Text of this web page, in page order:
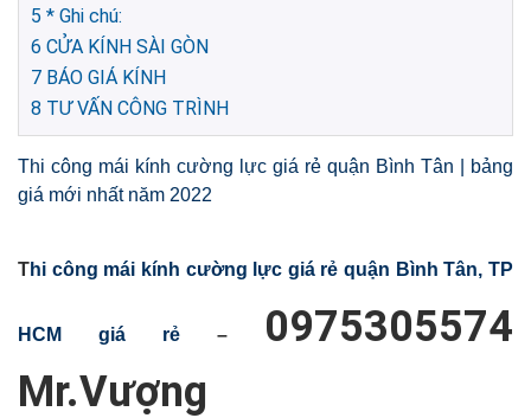
5 * Ghi chú:
6 CỬA KÍNH SÀI GÒN
7 BÁO GIÁ KÍNH
8 TƯ VẤN CÔNG TRÌNH
Thi công mái kính cường lực giá rẻ quận Bình Tân | bảng
giá mới nhất năm 2022
Thi công mái kính cường lực giá rẻ quận Bình Tân, TP
HCM giá rẻ –
0975305574
Mr.Vượng